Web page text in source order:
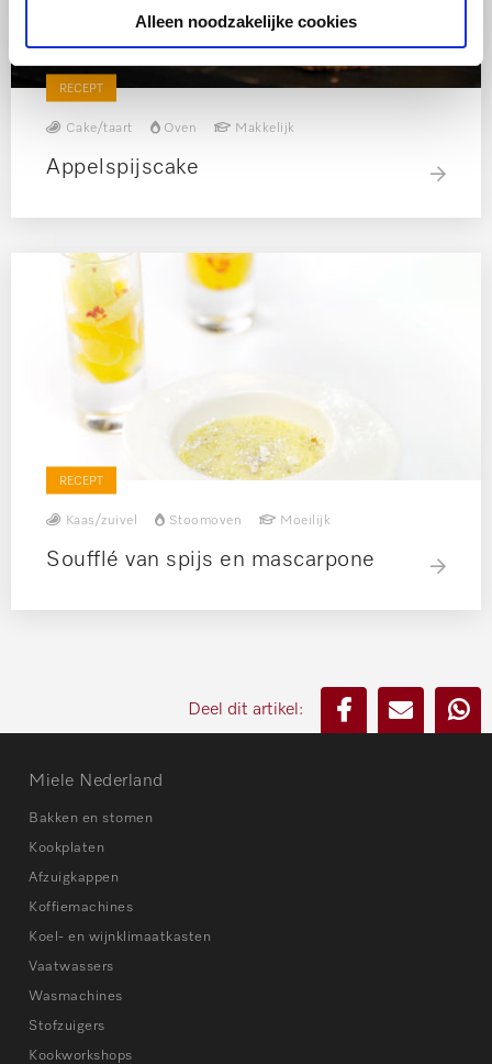
Alleen noodzakelijke cookies
RECEPT
Cake/taart Oven Makkelijk
Appelspijscake
RECEPT
Kaas/zuivel Stoomoven Moeilijk
Soufflé van spijs en mascarpone
Deel dit artikel:
Miele Nederland
Bakken en stomen
Kookplaten
Afzuigkappen
Koffiemachines
Koel- en wijnklimaatkasten
Vaatwassers
Wasmachines
Stofzuigers
Kookworkshops